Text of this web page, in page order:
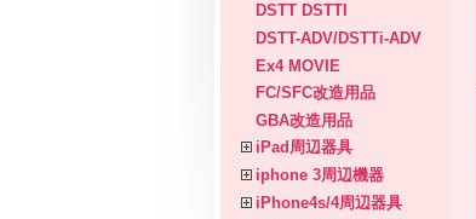
DSTT DSTTI
DSTT-ADV/DSTTi-ADV
Ex4 MOVIE
FC/SFC改造用品
GBA改造用品
iPad周辺器具
iphone 3周辺機器
iPhone4s/4周辺器具